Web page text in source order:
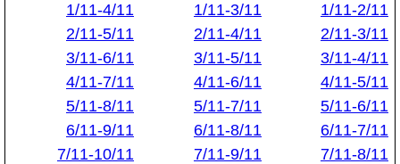
1/11-2/11
1/11-3/11
1/11-4/11
2/11-3/11
2/11-4/11
2/11-5/11
3/11-4/11
3/11-5/11
3/11-6/11
4/11-5/11
4/11-6/11
4/11-7/11
5/11-6/11
5/11-7/11
5/11-8/11
6/11-7/11
6/11-8/11
6/11-9/11
7/11-8/11
7/11-9/11
7/11-10/11